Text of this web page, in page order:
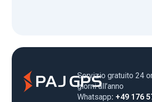
Servizio gratuito 24
giorni all’anno
Whatsapp: +49 176